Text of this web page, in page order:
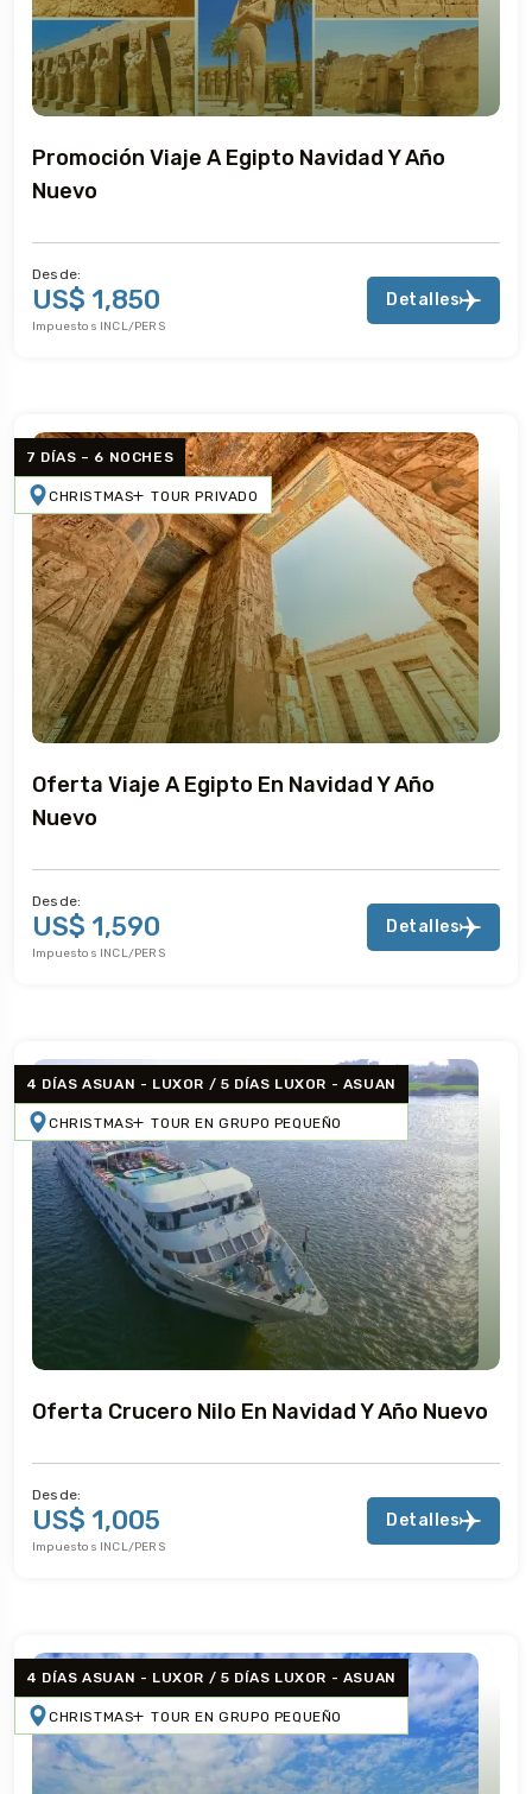
Promoción Viaje A Egipto Navidad Y Año
Nuevo
Desde:
US$ 1,850
Impuestos INCL/PERS
Detalles
7 DÍAS – 6 NOCHES
CHRISTMAS TOUR PRIVADO
Oferta Viaje A Egipto En Navidad Y Año
Nuevo
Desde:
US$ 1,590
Impuestos INCL/PERS
Detalles
4 DÍAS ASUAN - LUXOR / 5 DÍAS LUXOR - ASUAN
CHRISTMAS TOUR EN GRUPO PEQUEÑO
Oferta Crucero Nilo En Navidad Y Año Nuevo
Desde:
US$ 1,005
Impuestos INCL/PERS
Detalles
4 DÍAS ASUAN - LUXOR / 5 DÍAS LUXOR - ASUAN
CHRISTMAS TOUR EN GRUPO PEQUEÑO